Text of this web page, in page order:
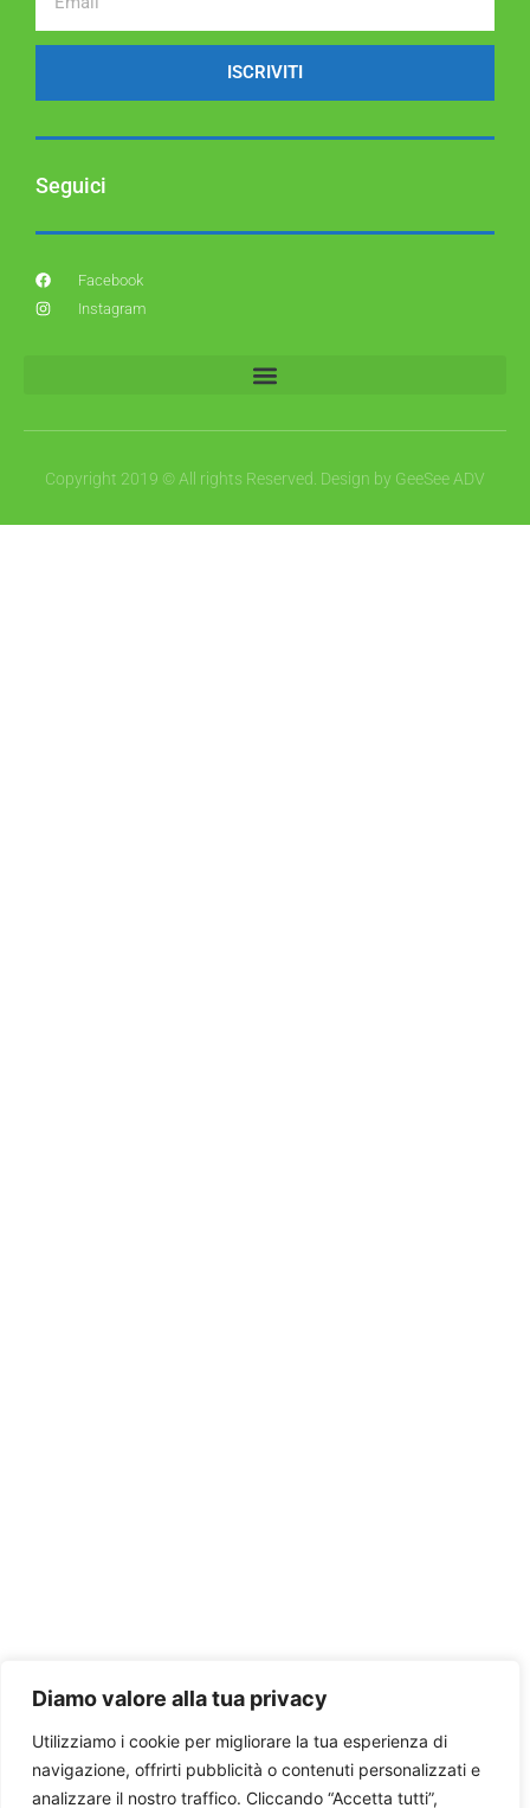
Diamo valore alla tua privacy
Utilizziamo i cookie per migliorare la tua esperienza di
navigazione, offrirti pubblicità o contenuti personalizzati e
analizzare il nostro traffico. Cliccando “Accetta tutti”,
ISCRIVITI
Seguici
Facebook
Instagram
Copyright 2019 © All rights Reserved. Design by GeeSee ADV